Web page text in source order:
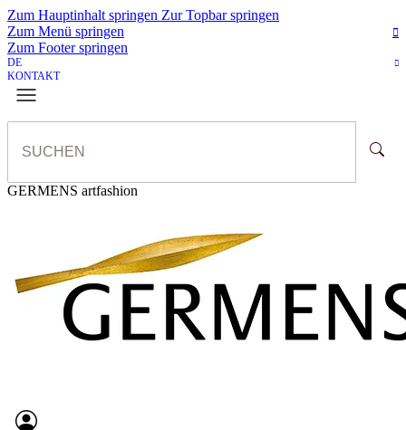
Zum Hauptinhalt springen Zur Topbar springen
Zum Menü springen
Zum Footer springen
DE
KONTAKT
GERMENS artfashion